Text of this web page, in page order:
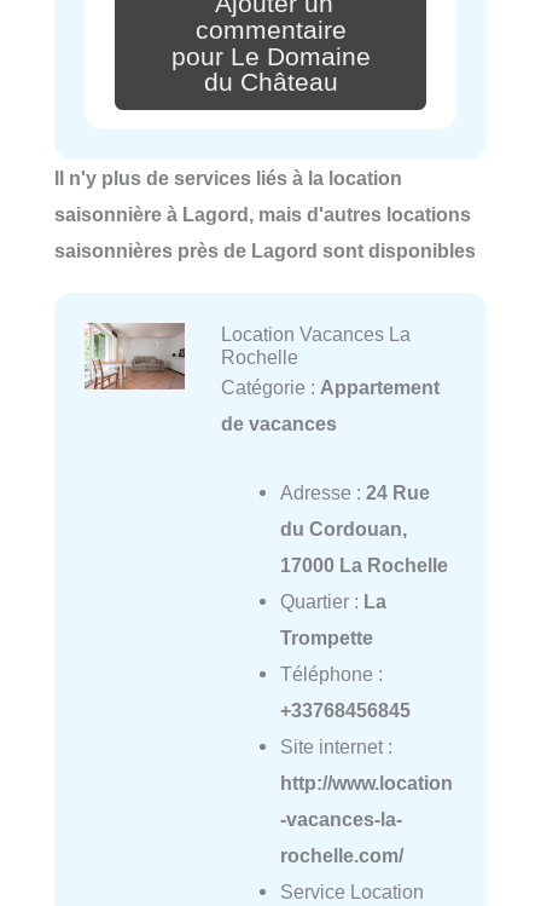
commentaire
pour Le Domaine
du Château
Il n'y plus de services liés à la location
saisonnière à Lagord, mais d'autres locations
saisonnières près de Lagord sont disponibles
Location Vacances La
Rochelle
Catégorie : Appartement
de vacances
Adresse : 24 Rue
du Cordouan,
17000 La Rochelle
Quartier : La
Trompette
Téléphone :
+33768456845
Site internet :
http://www.location
-vacances-la-
rochelle.com/
Service Location